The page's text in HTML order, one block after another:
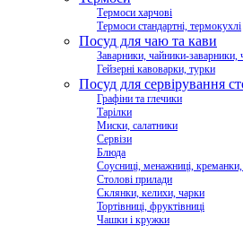
Термоси харчові
Термоси стандартні, термокухлі
Посуд для чаю та кави
Заварники, чайники-заварники,
Гейзерні кавоварки, турки
Посуд для сервірування
Графіни та глечики
Тарілки
Миски, салатники
Сервізи
Блюда
Соусниці, менажниці, креманки,
Столові прилади
Склянки, келихи, чарки
Тортівниці, фруктівниці
Чашки і кружки